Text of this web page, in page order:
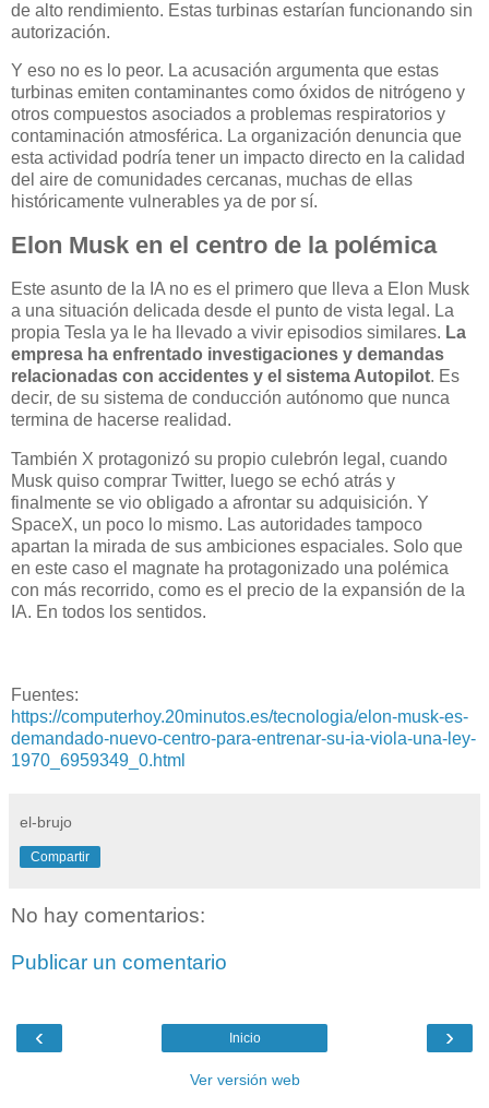
de alto rendimiento. Estas turbinas estarían funcionando sin
autorización.
Y eso no es lo peor. La acusación argumenta que estas
turbinas emiten contaminantes como óxidos de nitrógeno y
otros compuestos asociados a problemas respiratorios y
contaminación atmosférica. La organización denuncia que
esta actividad podría tener un impacto directo en la calidad
del aire de comunidades cercanas, muchas de ellas
históricamente vulnerables ya de por sí.
Elon Musk en el centro de la polémica
Este asunto de la IA no es el primero que lleva a Elon Musk
a una situación delicada desde el punto de vista legal. La
propia Tesla ya le ha llevado a vivir episodios similares. La
empresa ha enfrentado investigaciones y demandas
relacionadas con accidentes y el sistema Autopilot. Es
decir, de su sistema de conducción autónomo que nunca
termina de hacerse realidad.
También X protagonizó su propio culebrón legal, cuando
Musk quiso comprar Twitter, luego se echó atrás y
finalmente se vio obligado a afrontar su adquisición. Y
SpaceX, un poco lo mismo. Las autoridades tampoco
apartan la mirada de sus ambiciones espaciales. Solo que
en este caso el magnate ha protagonizado una polémica
con más recorrido, como es el precio de la expansión de la
IA. En todos los sentidos.
Fuentes:
https://computerhoy.20minutos.es/tecnologia/elon-musk-es-
demandado-nuevo-centro-para-entrenar-su-ia-viola-una-ley-
1970_6959349_0.html
el-brujo
Compartir
No hay comentarios:
Publicar un comentario
‹ ›
Inicio
Ver versión web